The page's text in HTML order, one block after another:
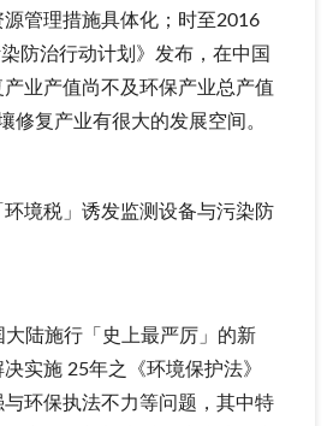
管理措施具体化；时至2016
防治行动计划》发布，在中国
业产值尚不及环保产业总产值
修复产业有很大的发展空间。
境税」诱发监测设备与污染防
陆施行「史上最严厉」的新
决实施 25年之《环境保护法》
环保执法不力等问题，其中特